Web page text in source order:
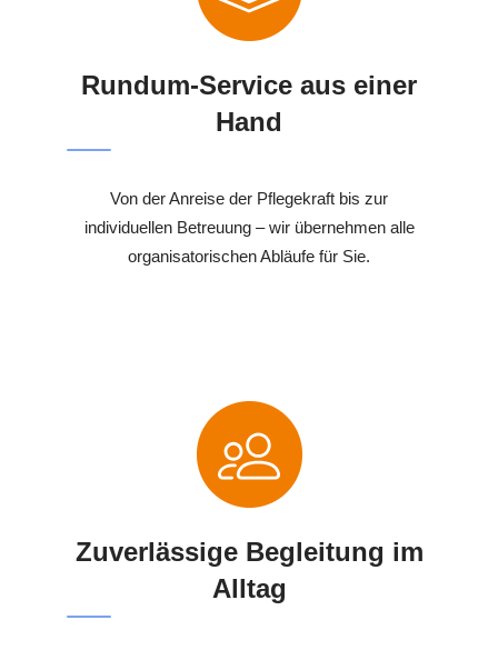
Rundum-Service aus einer
Hand
Von der Anreise der Pflegekraft bis zur
individuellen Betreuung – wir übernehmen alle
organisatorischen Abläufe für Sie.
Zuverlässige Begleitung im
Alltag